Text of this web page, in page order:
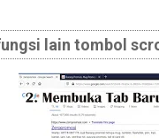
lain tombol